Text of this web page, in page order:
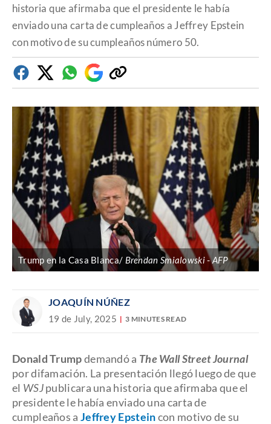
historia que afirmaba que el presidente le había
enviado una carta de cumpleaños a Jeffrey Epstein
con motivo de su cumpleaños número 50.
FacebookTwitterWhatsapp
Google
Discover
Copiar
enlace
Trump en la Casa Blanca/ Brendan Smialowski AFP
JOAQUÍN NÚÑEZ
19 de July, 2025 3 MINUTES READ
Donald Trumpdemandó a The Wall Street Journal
por difamación. La presentación llegó luego de que
el WSJpublicara una historia que afirmaba que el
presidente le había enviado una carta de
cumpleaños a Jeffrey Epsteincon motivo de su